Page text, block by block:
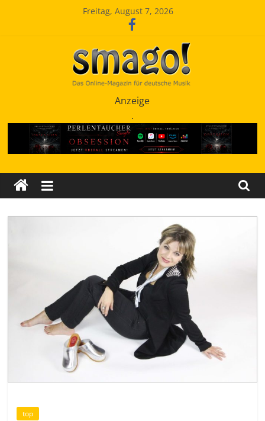
Freitag, August 7, 2026
SchlagerMAGazinOnline
Anzeige
.
top